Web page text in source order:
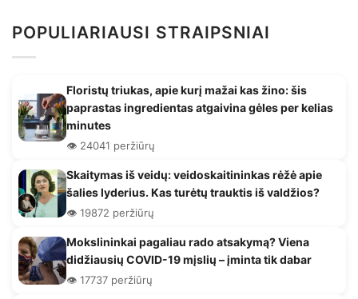
POPULIARIAUSI STRAIPSNIAI
Floristų triukas, apie kurį mažai kas žino: šis
paprastas ingredientas atgaivina gėles per kelias
minutes
👁️ 24041 peržiūrų
Skaitymas iš veidų: veidoskaitininkas rėžė apie
šalies lyderius. Kas turėtų trauktis iš valdžios?
👁️ 19872 peržiūrų
Mokslininkai pagaliau rado atsakymą? Viena
didžiausių COVID-19 mįslių – įminta tik dabar
👁️ 17737 peržiūrų